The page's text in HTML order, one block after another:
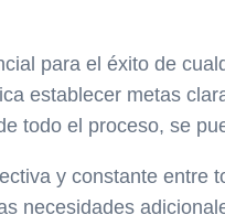
para el éxito de
establecer metas
todo el proceso, se
y constante
necesidades